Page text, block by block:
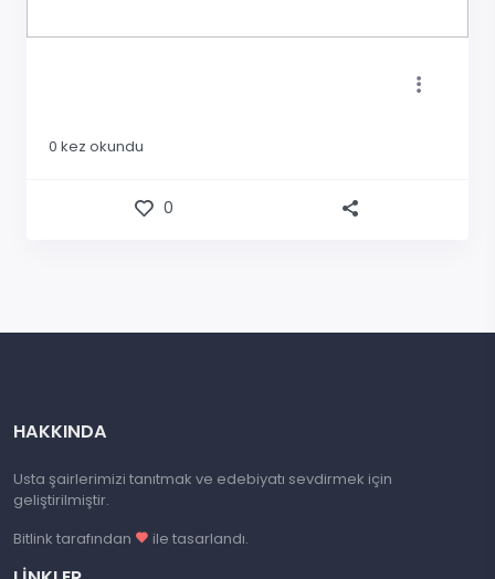
0 kez okundu
0
HAKKINDA
Usta şairlerimizi tanıtmak ve edebiyatı sevdirmek için
geliştirilmiştir.
Bitlink tarafından
ile tasarlandı.